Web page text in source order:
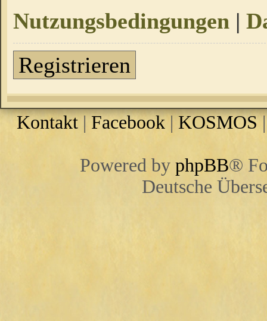
Nutzungsbedingungen |
Registrieren
Kontakt | Facebook |KOSMOS
Powered by phpBB®
Deutsche